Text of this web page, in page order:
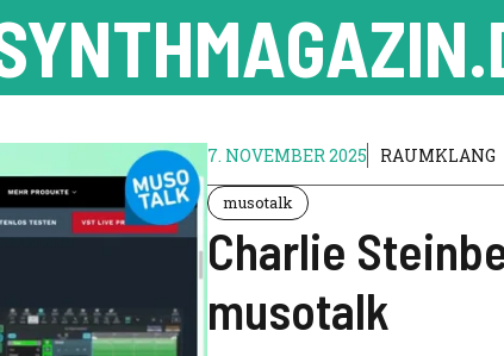
7. NOVEMBER 2025 RAUMKLANG
musotalk
Charlie
musotalk